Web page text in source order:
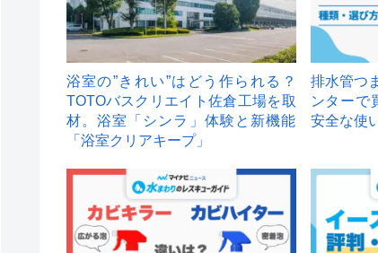
浴室の”きれい”はどう作られる？
TOTOバスクリエイト佐倉工場を取
材。浴室「シンラ」体験と新機能
「浴室クリアキープ」
排水管つ
ンターで
安全な使